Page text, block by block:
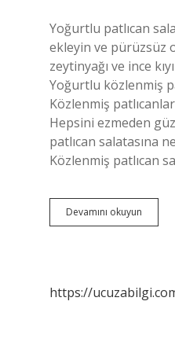
Yoğurtlu patlıcan
ekleyin ve pürüzsüz
zeytinyağı ve ince
Yoğurtlu közlenmiş
Közlenmiş
Hepsini ezmeden
patlıcan salatasına
Közlenmiş patlıcan
Devamını okuyun
Patlıcan
https://